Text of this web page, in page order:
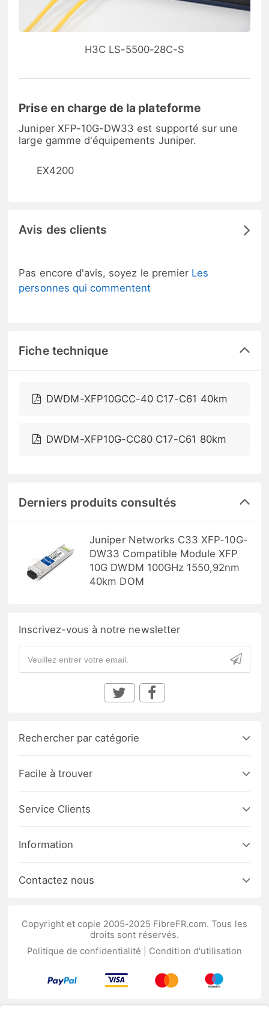
H3C LS-5500-28C-S
Prise en charge de la plateforme
Juniper XFP-10G-DW33 est supporté sur une
large gamme d'équipements Juniper.
EX4200
Avis des clients
Pas encore d'avis, soyez le premier Les
personnes qui commentent
Fiche technique
DWDM-XFP10GCC-40 C17-C61 40km
DWDM-XFP10G-CC80 C17-C61 80km
Derniers produits consultés
Juniper Networks C33 XFP-10G-
DW33 Compatible Module XFP
10G DWDM 100GHz 1550,92nm
40km DOM
Inscrivez-vous à notre newsletter
Rechercher par catégorie
Facile à trouver
Service Clients
Information
Contactez nous
Copyright et copie 2005-2025 FibreFR.com. Tous les
droits sont réservés.
Politique de confidentialité
Condition d'utilisation